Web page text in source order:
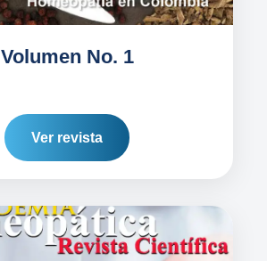
Volumen No. 1
Ver revista